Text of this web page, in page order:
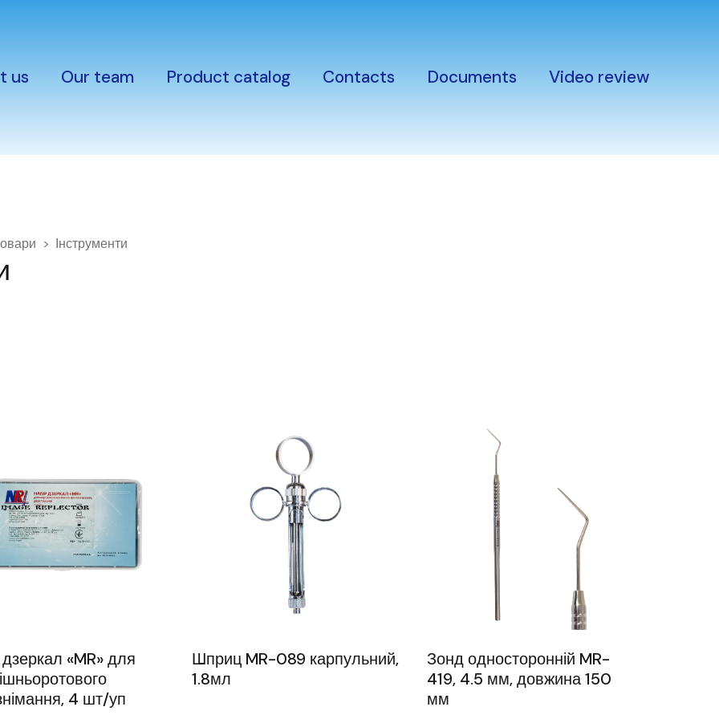
us Our team Product catalog Contacts Documents Video review
Інструменти
«MR» для
4 шт/уп
Шприц MR-089 карпульний,
1.8мл
Зонд односторонній MR-
419, 4.5 мм, довжина 150
мм